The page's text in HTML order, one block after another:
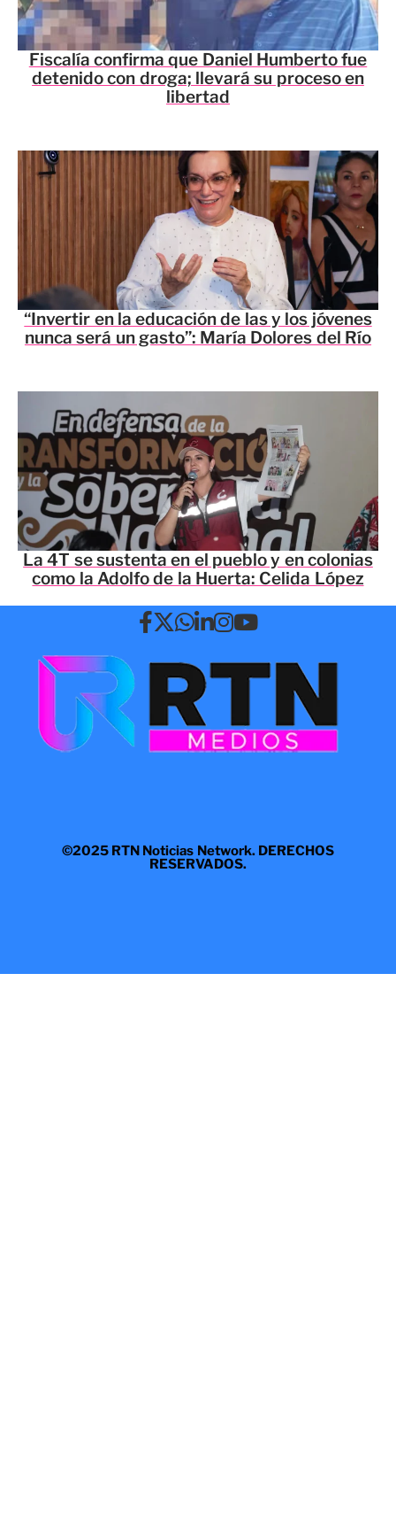
Fiscalía confirma que Daniel Humberto fue
detenido con droga; llevará su proceso en
libertad
“Invertir en la educación de las y los jóvenes
nunca será un gasto”: María Dolores del Río
La 4T se sustenta en el pueblo y en colonias
como la Adolfo de la Huerta: Celida López
©2025 RTN Noticias Network. DERECHOS
RESERVADOS.